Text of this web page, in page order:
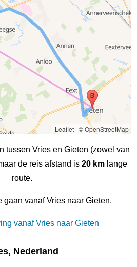
Leaflet| © OpenStreetMap
tussen Vries en Gieten (zowel van
de reis afstand is 20 km lange
route.
gaan vanaf Vries naar Gieten.
vanaf Vries naar Gieten
Nederland